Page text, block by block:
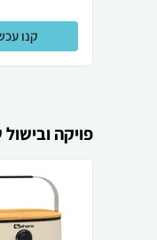
קנו
פויקה